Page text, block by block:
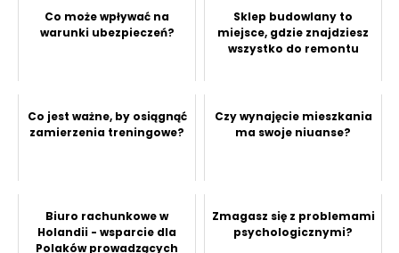
Co może wpływać na
warunki ubezpieczeń?
Sklep budowlany to
miejsce, gdzie znajdziesz
wszystko do remontu
Co jest ważne, by osiągnąć
zamierzenia treningowe?
Czy wynajęcie mieszkania
ma swoje niuanse?
Biuro rachunkowe w
Holandii - wsparcie dla
Polaków prowadzących
Zmagasz się z problemami
psychologicznymi?